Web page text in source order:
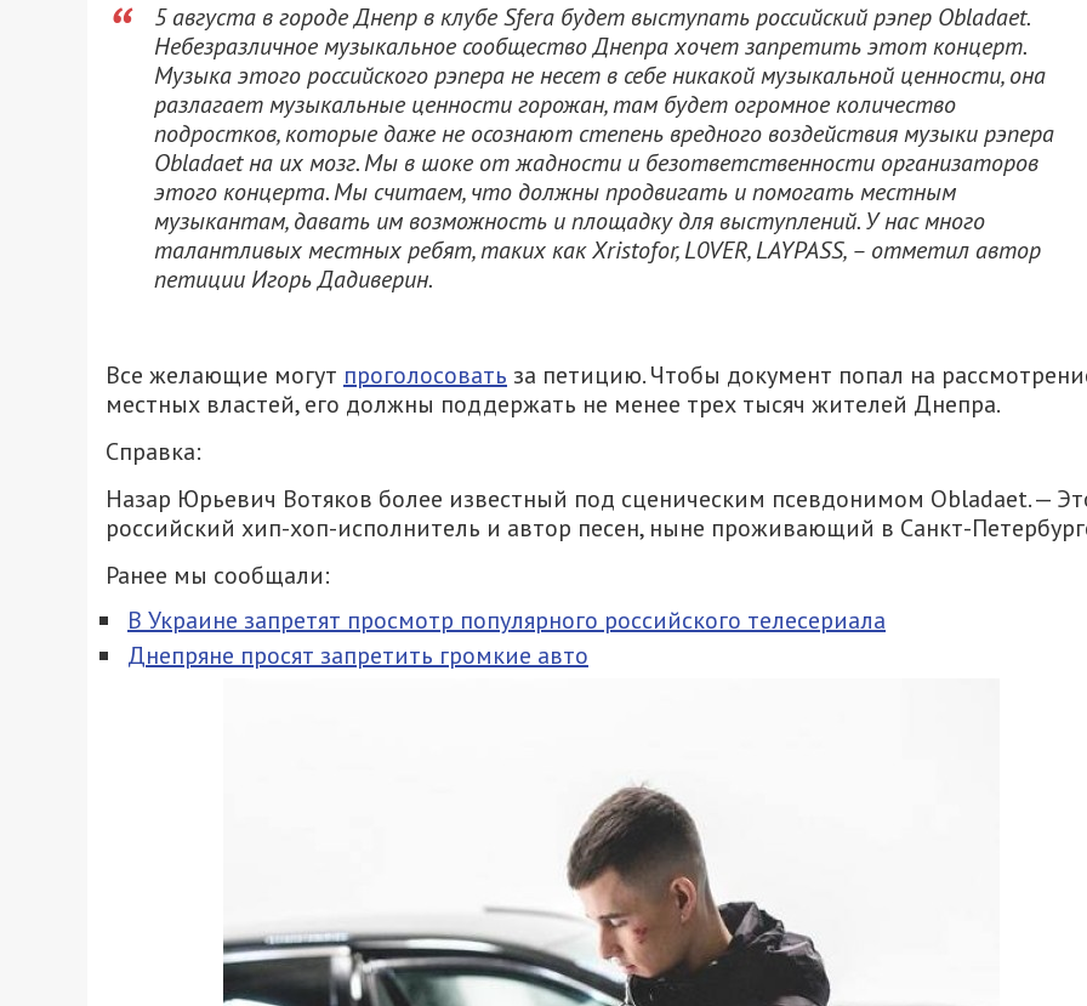
5 августа в городе Днепр в клубе Sfera будет выступать российский рэпер Obladaet.
Небезразличное музыкальное сообщество Днепра хочет запретить этот концерт.
Музыка этого российского рэпера не несет в себе никакой музыкальной ценности, она
разлагает музыкальные ценности горожан, там будет огромное количество
подростков, которые даже не осознают степень вредного воздействия музыки рэпера
Obladaet на их мозг. Мы в шоке от жадности и безответственности организаторов
этого концерта. Мы считаем, что должны продвигать и помогать местным
музыкантам, давать им возможность и площадку для выступлений. У нас много
талантливых местных ребят, таких как Xristofor, L0VER, LAYPASS, – отметил автор
петиции Игорь Дадиверин.
Все желающие могут проголосовать за петицию. Чтобы документ попал на
местных властей, его должны поддержать не менее трех тысяч жителей Днепра.
Справка:
Назар Юрьевич Вотяков более известный под сценическим псевдонимом Obladaet. —
российский хип-хоп-исполнитель и автор песен, ныне проживающий в Санкт-
Ранее мы сообщали:
В Украине запретят просмотр популярного российского телесериала
Днепряне просят запретить громкие авто